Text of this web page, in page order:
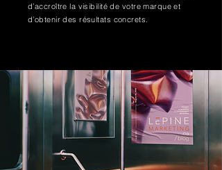
d’accroître la visibilité de votre marque et
d’obtenir des résultats concrets.